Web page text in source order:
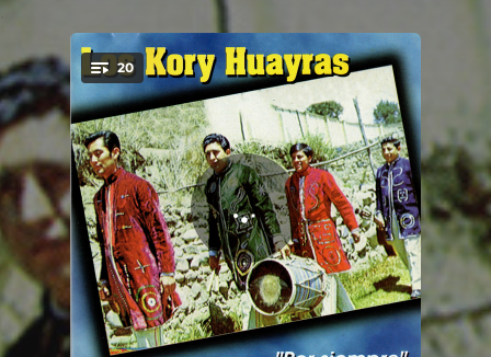
You're all set!
20